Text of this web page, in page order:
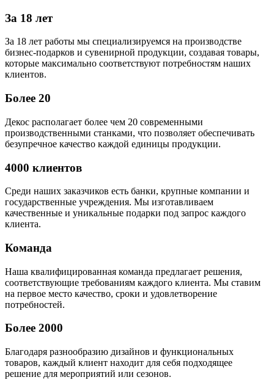
За 18 лет
За 18 лет работы мы специализируемся на производстве
бизнес-подарков и сувенирной продукции, создавая товары,
которые максимально соответствуют потребностям наших
клиентов.
Более 20
Декос располагает более чем 20 современными
производственными станками, что позволяет обеспечивать
безупречное качество каждой единицы продукции.
4000 клиентов
Среди наших заказчиков есть банки, крупные компании и
государственные учреждения. Мы изготавливаем
качественные и уникальные подарки под запрос каждого
клиента.
Команда
Наша квалифицированная команда предлагает решения,
соответствующие требованиям каждого клиента. Мы ставим
на первое место качество, сроки и удовлетворение
потребностей.
Более 2000
Благодаря разнообразию дизайнов и функциональных
товаров, каждый клиент находит для себя подходящее
решение для мероприятий или сезонов.